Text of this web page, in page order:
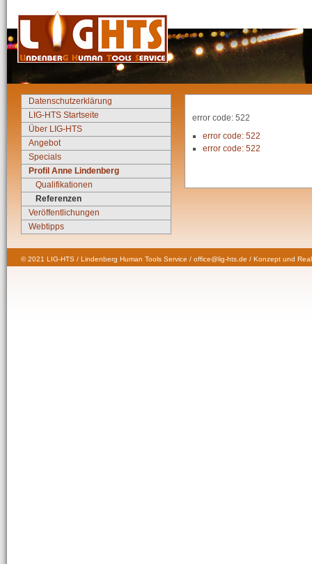
Datenschutzerklärung
LIG-HTS Startseite
Über LIG-HTS
Angebot
Specials
Profil Anne Lindenberg
Qualifikationen
Referenzen
Veröffentlichungen
Webtipps
error code: 522
error code: 522
error code: 522
© 2021 LIG-HTS / Lindenberg Human Tools Service / office@lig-hts.de / Konzept und